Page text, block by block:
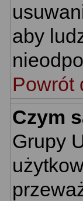
aby
Powrót
Czym
Grupy